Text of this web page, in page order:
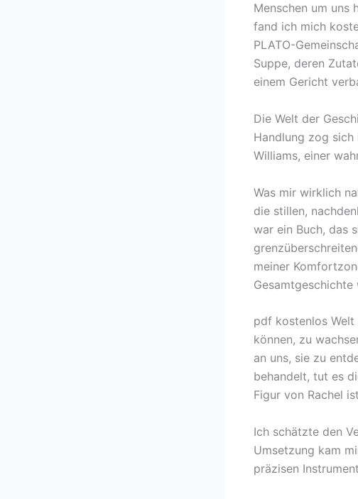
Menschen um uns
fand ich mich
PLATO-
Suppe, deren
einem Gericht
Die Welt der
Handlung zog sich
Williams, einer
Was mir wirklich
die stillen,
war ein Buch, das
meiner
pdf kostenlos
können, zu
an uns, sie zu
behandelt, tut es
Figur von Rachel
Ich schätzte den
Umsetzung kam
präzisen